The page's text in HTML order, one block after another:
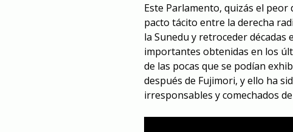
Este Parlamento, quizás el
pacto tácito entre la derecha
la Sunedu y retroceder décadas
importantes obtenidas en los
de las pocas que se podían
después de Fujimori, y ello ha
irresponsables y comechados